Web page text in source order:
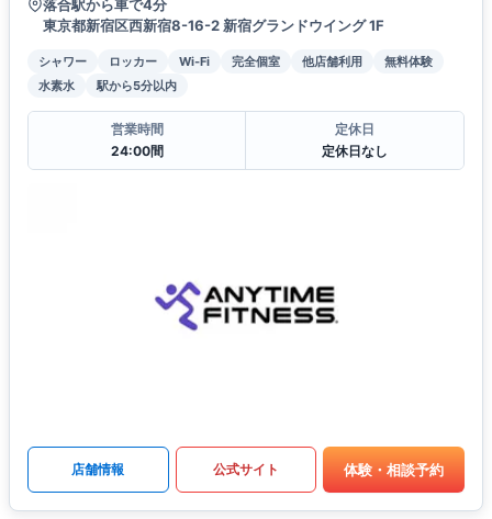
落合駅から車で4分
東京都新宿区西新宿8-16-2 新宿グランドウイング 1F
シャワー ロッカー Wi-Fi 完全個室 他店舗利用
無料体験
水素水
駅から5分以内
営業時間
24:00間
定休日
定休日なし
店舗情報 公式サイト 体験・相談予約